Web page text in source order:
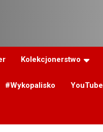
Kolekcjonerstwo
#Wykopalisko YouTube